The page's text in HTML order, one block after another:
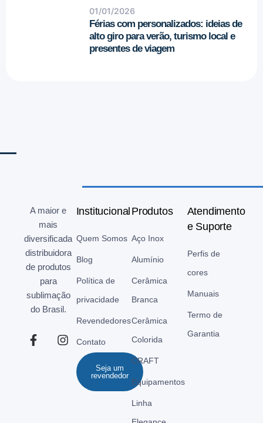
01/01/2026
Férias com personalizados: ideias de
alto giro para verão, turismo local e
presentes de viagem
A maior e
mais
diversificada
distribuidora
de produtos
para
sublimação
do Brasil.
Institucional
Quem Somos
Blog
Política de
privacidade
Revendedores
Contato
Seja um
revendedor
Produtos
Aço Inox
Alumínio
Cerâmica
Branca
Cerâmica
Colorida
CRAFT
Equipamentos
Linha
Atendimento
e Suporte
Perfis de
cores
Manuais
Termo de
Garantia